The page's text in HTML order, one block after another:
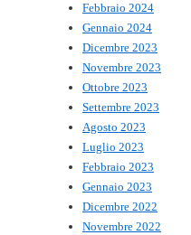
Febbraio 2024
Gennaio 2024
Dicembre 2023
Novembre 2023
Ottobre 2023
Settembre 2023
Agosto 2023
Luglio 2023
Febbraio 2023
Gennaio 2023
Dicembre 2022
Novembre 2022